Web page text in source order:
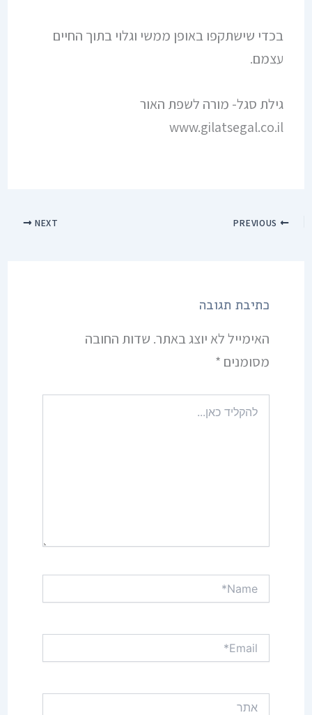
בכדי שישתקפו באופן ממשי וגלוי בתוך החיים
עצמם.
גילת סגל- מורה לשפת האור
www.gilatsegal.co.il
NEXT
כתיבת תגובה
האימייל לא יוצג באתר. שדות החובה
מסומנים *
כאן...